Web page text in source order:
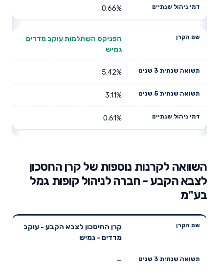
0.66%
הפניקס השתלמות עוקב מדדים
גמיש
5.42%
3.11%
0.61%
השוואה לקרנות נוספות של קרן החסכון
לצבא הקבע - חברה לניהול קופות גמל
בע"מ
שנתית 3
תשואה
דמי ניהול
קרן החיסכון לצבא הקבע - עוקב
מדדים - גמיש
—